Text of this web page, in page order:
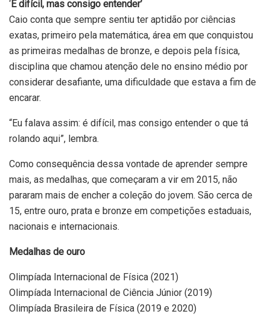
‘É difícil, mas consigo entender’
Caio conta que sempre sentiu ter aptidão por ciências
exatas, primeiro pela matemática, área em que conquistou
as primeiras medalhas de bronze, e depois pela física,
disciplina que chamou atenção dele no ensino médio por
considerar desafiante, uma dificuldade que estava a fim de
encarar.
“Eu falava assim: é difícil, mas consigo entender o que tá
rolando aqui”, lembra.
Como consequência dessa vontade de aprender sempre
mais, as medalhas, que começaram a vir em 2015, não
pararam mais de encher a coleção do jovem. São cerca de
15, entre ouro, prata e bronze em competições estaduais,
nacionais e internacionais.
Medalhas de ouro
Olimpíada Internacional de Física (2021)
Olimpíada Internacional de Ciência Júnior (2019)
Olimpíada Brasileira de Física (2019 e 2020)